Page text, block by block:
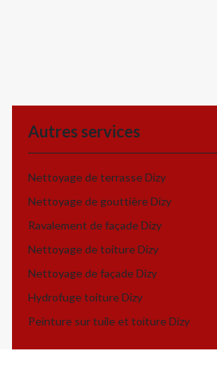
Autres services
Nettoyage de terrasse Dizy
Nettoyage de gouttière Dizy
Ravalement de façade Dizy
Nettoyage de toiture Dizy
Nettoyage de façade Dizy
Hydrofuge toiture Dizy
Peinture sur tuile et toiture Dizy